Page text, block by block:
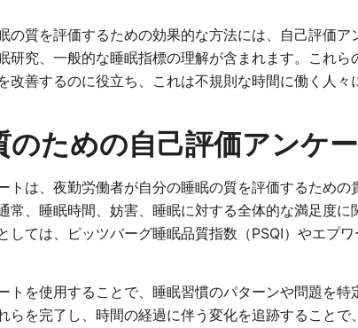
の質を評価するための効果的な方法には、自己評価ア
研究、一般的な睡眠指標の理解が含まれます。これら
改善するのに役立ち、これは不規則な時間に働く人々
のための自己評価アンケ
トは、夜勤労働者が自分の睡眠の質を評価するため
常、睡眠時間、妨害、睡眠に対する全体的な満足度に
しては、ピッツバーグ睡眠品質指数（PSQI）やエプワ
トを使用することで、睡眠習慣のパターンや問題を
らを完了し、時間の経過に伴う変化を追跡することで